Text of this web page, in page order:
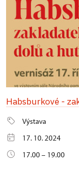
Habsburkové -
Výstava
17. 10. 2024
17.00 – 19.00